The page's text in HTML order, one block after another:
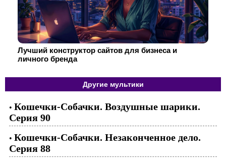
Лучший конструктор сайтов для бизнеса и
личного бренда
Другие мультики
• Кошечки-Собачки. Воздушные шарики.
Серия 90
• Кошечки-Собачки. Незаконченное дело.
Серия 88